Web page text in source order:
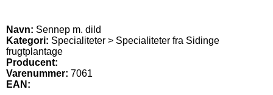
Navn: Sennep m. dild
Kategori: Specialiteter > Specialiteter fra Sidinge
frugtplantage
Producent:
Varenummer: 7061
EAN: